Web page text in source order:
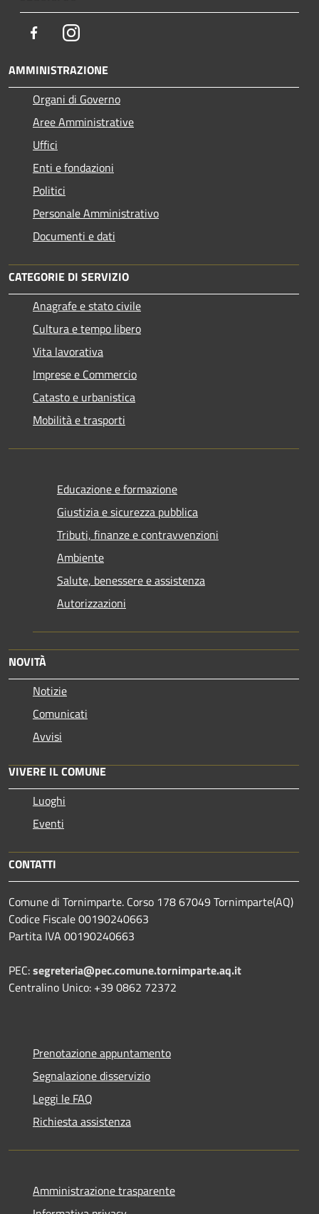
FacebookInstagram
AMMINISTRAZIONE
Organi di Governo
Aree Amministrative
Uffici
Enti e fondazioni
Politici
Personale Amministrativo
Documenti e dati
CATEGORIE DI SERVIZIO
Anagrafe e stato civile
Cultura e tempo libero
Vita lavorativa
Imprese e Commercio
Catasto e urbanistica
Mobilità e trasporti
Educazione e formazione
Giustizia e sicurezza pubblica
Tributi, finanze e contravvenzioni
Ambiente
Salute, benessere e assistenza
Autorizzazioni
NOVITÀ
Notizie
Comunicati
Avvisi
VIVERE IL COMUNE
Luoghi
Eventi
CONTATTI
Comune di Tornimparte. Corso 178 67049 Tornimparte(AQ)
Codice Fiscale 00190240663
Partita IVA 00190240663
PEC:segreteria@pec.comune.tornimparte.aq.it
Centralino Unico: +39 0862 72372
Prenotazione appuntamento
Segnalazione disservizio
Leggi le FAQ
Richiesta assistenza
Amministrazione trasparente